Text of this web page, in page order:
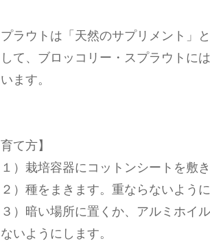
ラウトは「天然のサプリメント」
て、ブロッコリー・スプラウトに
ます。
育て方】
１）栽培容器にコットンシートを敷
２）種をまきます。重ならないよう
３）暗い場所に置くか、アルミホイ
いようにします。